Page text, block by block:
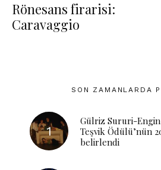
Rönesans firarisi:
Caravaggio
SON ZAMANLARDA
Gülriz Sururi-
Teşvik Ödülü’nün
belirlendi